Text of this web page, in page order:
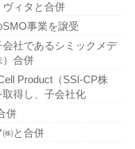
ヴィタと合併
SMO事業を譲受
社であるシミックメデ
）合併
Product（SSI-CP株
得し、子会社化
併
㈱と合併